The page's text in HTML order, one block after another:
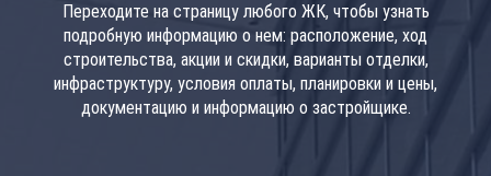
Переходите на страницу любого ЖК, чтобы узнать
подробную информацию о нем: расположение, ход
строительства, акции и скидки, варианты отделки,
инфраструктуру, условия оплаты, планировки и цены,
документацию и информацию о застройщике.